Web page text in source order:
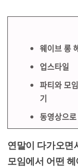
웨이브 롱
업스타일
파티와 모
기
동영상으
연말이 다가오면
모임에서 어떤